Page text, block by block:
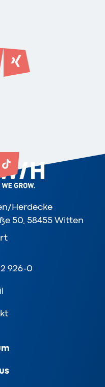
Herdecke
50, 58455 Witten
926-0